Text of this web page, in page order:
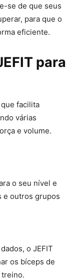
se de que seus
para que o
eficiente.
para
facilita
várias
e volume.
o seu nível e
e outros grupos
o JEFIT
os bíceps de
treino.